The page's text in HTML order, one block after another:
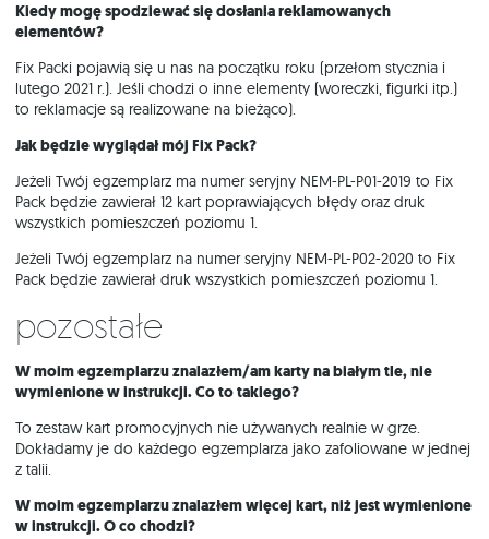
Kiedy mogę spodziewać się dosłania reklamowanych
elementów?
Fix Packi pojawią się u nas na początku roku (przełom stycznia i
lutego 2021 r.). Jeśli chodzi o inne elementy (woreczki, figurki itp.)
to reklamacje są realizowane na bieżąco).
Jak będzie wyglądał mój Fix Pack?
Jeżeli Twój egzemplarz ma numer seryjny NEM-PL-P01-2019 to Fix
Pack będzie zawierał 12 kart poprawiających błędy oraz druk
wszystkich pomieszczeń poziomu 1.
Jeżeli Twój egzemplarz na numer seryjny NEM-PL-P02-2020 to Fix
Pack będzie zawierał druk wszystkich pomieszczeń poziomu 1.
Pozostałe
W moim egzemplarzu znalazłem/am karty na białym tle, nie
wymienione w instrukcji. Co to takiego?
To zestaw kart promocyjnych nie używanych realnie w grze.
Dokładamy je do każdego egzemplarza jako zafoliowane w jednej
z talii.
W moim egzemplarzu znalazłem więcej kart, niż jest wymienione
w instrukcji. O co chodzi?